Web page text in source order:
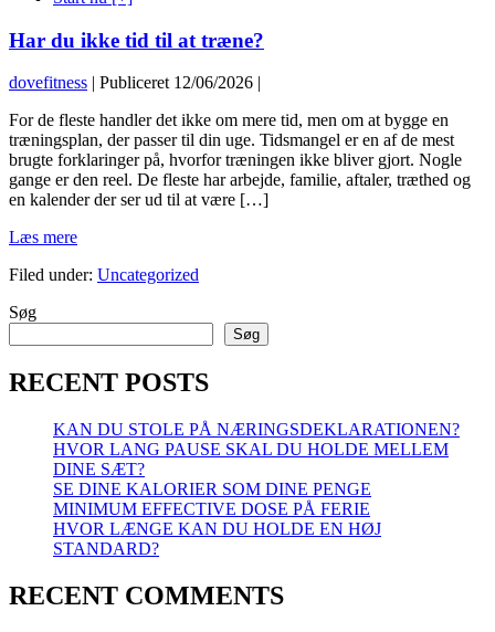
Har du ikke tid til at træne?
dovefitness | Publiceret 12/06/2026 |
For de fleste handler det ikke om mere tid, men om at bygge en
træningsplan, der passer til din uge. Tidsmangel er en af de mest
brugte forklaringer på, hvorfor træningen ikke bliver gjort. Nogle
gange er den reel. De fleste har arbejde, familie, aftaler, træthed og
en kalender der ser ud til at være […]
Læs mereHar
ikke
Filed under: Uncategorized
Søg
Søg
RECENT POSTS
KAN DU STOLE PÅ NÆRINGSDEKLARATIONEN?
HVOR LANG PAUSE SKAL DU HOLDE MELLEM
DINE SÆT?
SE DINE KALORIER SOM DINE PENGE
MINIMUM EFFECTIVE DOSE PÅ FERIE
HVOR LÆNGE KAN DU HOLDE EN HØJ
STANDARD?
RECENT COMMENTS